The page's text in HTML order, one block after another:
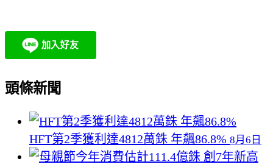
頭條新聞
HFT第2季獲利達4812萬銖 年飆86.8% 8月6日